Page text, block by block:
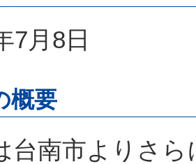
7月8日
概要
台南市よりさ